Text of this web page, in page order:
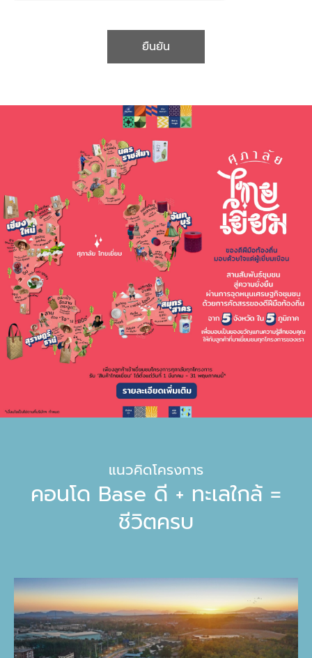
ยืนยัน
แนวคิดโครงการ
คอนโด Base ดี + ทะเลใกล้ =
ชีวิตครบ